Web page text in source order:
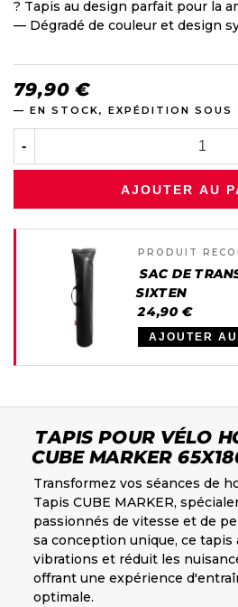
? Tapis au design parfait pour la
— Dégradé de couleur et design
79,90 €
— EN STOCK, EXPÉDITION SOUS
-
AJOUTER AU
PRODUIT
SAC DE
SIXTEN
24,90 €
AJOUTER
TAPIS POUR VÉLO
CUBE MARKER
Transformez vos séances de
Tapis CUBE MARKER,
passionnés de vitesse et de
sa conception unique, ce tapis
vibrations et réduit les
offrant une expérience
optimale.